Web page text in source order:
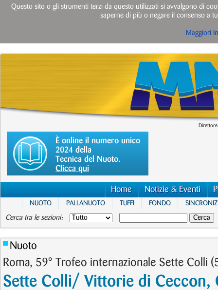
È online il numero unico
2024 della
Tecnica del Nuoto.
Clicca qui
Home Notizie & Eventi
NUOTO PALLANUOTO TUFFI FONDO
Cerca tra le sezioni:
Nuoto
Roma, 59° Trofeo internazionale Sette Colli
Sette Colli/ Vittorie di Ceccon,
Questo sito o gli strumenti terzi da questo utilizzati si avvalgono di
saperne di più o negare il consenso a
Maggiori